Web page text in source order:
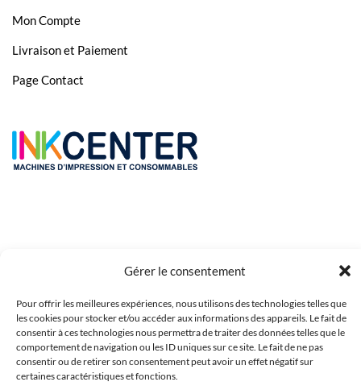
Gérer le consentement
Pour offrir les meilleures expériences, nous utilisons des technologies telles que
les cookies pour stocker et/ou accéder aux informations des appareils. Le fait de
consentir à ces technologies nous permettra de traiter des données telles que le
comportement de navigation ou les ID uniques sur ce site. Le fait de ne pas
consentir ou de retirer son consentement peut avoir un effet négatif sur
certaines caractéristiques et fonctions.
Mon Compte
Livraison et Paiement
Page Contact
Copyright 2023 © Inkcenter - Webdesign byMedia84